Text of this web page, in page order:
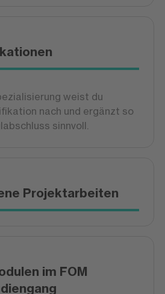
weist du
nach und ergänzt so
sinnvoll.
Projektarbeiten
im FOM